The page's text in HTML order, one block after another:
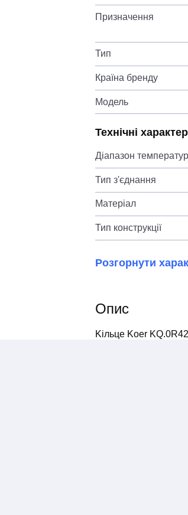
Призначення
Тип
Країна бренду
Модель
Технічні
Діапазон
Тип з'єднання
Матеріал
Тип конструкції
Розгорнути
Опис
Kiльцe Koer